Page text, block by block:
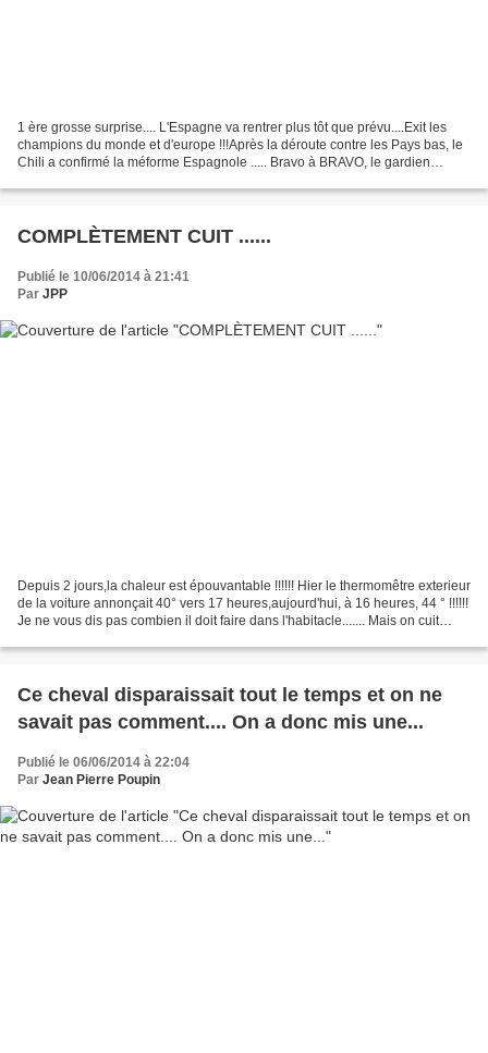
1 ère grosse surprise.... L'Espagne va rentrer plus tôt que prévu....Exit les
champions du monde et d'europe !!!Après la déroute contre les Pays bas, le
Chili a confirmé la méforme Espagnole ..... Bravo à BRAVO, le gardien
COMPLÈTEMENT CUIT ......
Publié le 10/06/2014 à 21:41
Par JPP
Depuis 2 jours,la chaleur est épouvantable !!!!!! Hier le thermomêtre exterieur
de la voiture annonçait 40° vers 17 heures,aujourd'hui, à 16 heures, 44 ° !!!!!!
Je ne vous dis pas combien il doit faire dans l'habitacle....... Mais on cuit
Ce cheval disparaissait tout le temps et on ne
savait pas comment.... On a donc mis une...
Publié le 06/06/2014 à 22:04
Par Jean Pierre Poupin